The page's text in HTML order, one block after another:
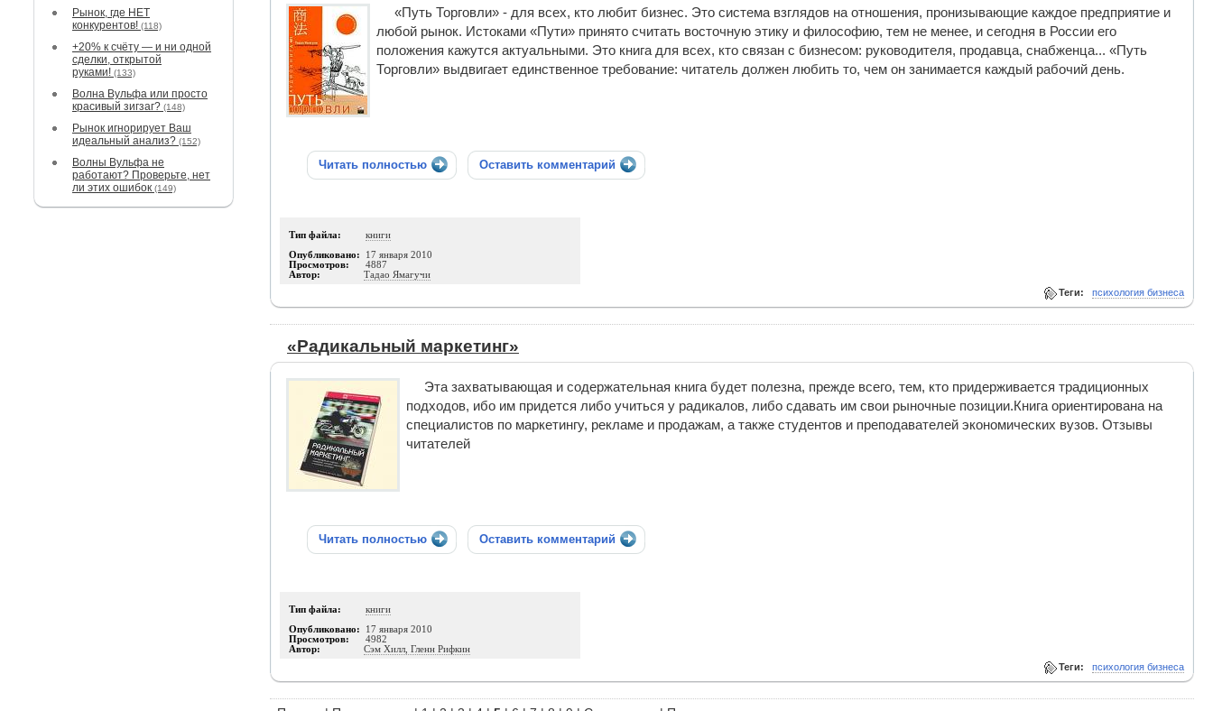
Рынок, где НЕТ
конкурентов! (118)
+20% к счёту — и ни одной
сделки, открытой
руками! (133)
Волна Вульфа или просто
красивый зигзаг? (148)
Рынок игнорирует Ваш
идеальный анализ? (152)
Волны Вульфа не
работают? Проверьте, нет
ли этих ошибок (149)
«Путь Торговли» - для всех, кто любит бизнес. Это система взглядов на отношения, пронизывающие каждое предприятие и
любой рынок. Истоками «Пути» принято считать восточную этику и философию, тем не менее, и сегодня в России его
положения кажутся актуальными. Это книга для всех, кто связан с бизнесом: руководителя, продавца, снабженца... «Путь
Торговли» выдвигает единственное требование: читатель должен любить то, чем он занимается каждый рабочий день.
Читать полностью Оставить комментарий
Тип файла: книги
Опубликовано: 17 января 2010
Просмотров: 4887
Автор: Тадао Ямагучи
Теги: психология бизнеса
«Радикальный маркетинг»
Эта захватывающая и содержательная книга будет полезна, прежде всего, тем, кто придерживается традиционных
подходов, ибо им придется либо учиться у радикалов, либо сдавать им свои рыночные позиции.Книга ориентирована на
специалистов по маркетингу, рекламе и продажам, а также студентов и преподавателей экономических вузов. Отзывы
читателей
Читать полностью Оставить комментарий
Тип файла: книги
Опубликовано: 17 января 2010
Просмотров: 4982
Автор: Сэм Хилл, Гленн Рифкин
Теги: психология бизнеса